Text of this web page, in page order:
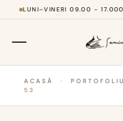
LUNI–VINERI 09.00 - 17.00
ACASĂ · PORTOFOLIU
53